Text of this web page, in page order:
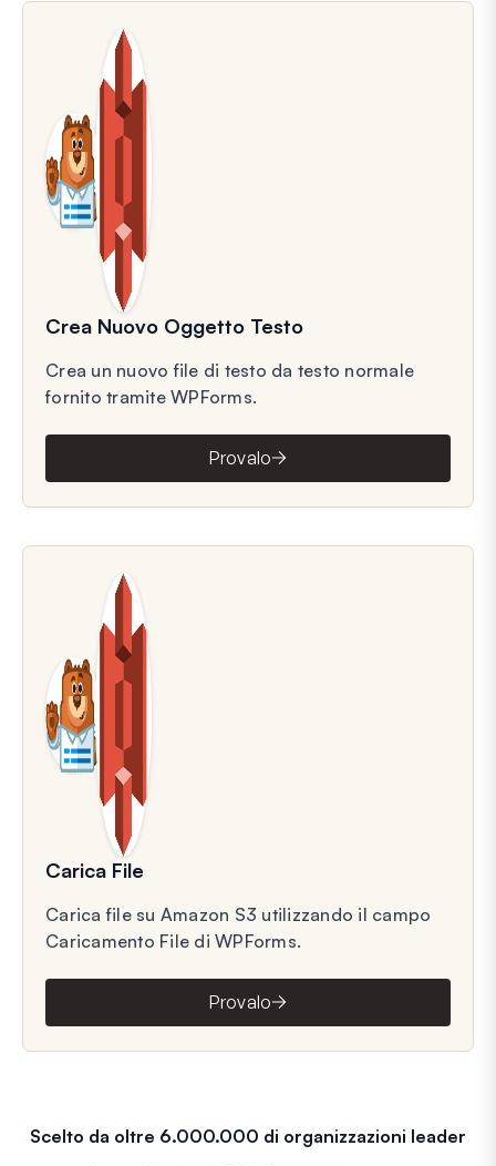
Crea Nuovo Oggetto Testo
Crea un nuovo file di testo da testo normale
fornito tramite WPForms.
Provalo
Carica File
Carica file su Amazon S3 utilizzando il campo
Caricamento File di WPForms.
Provalo
Scelto da oltre 6.000.000 di organizzazioni leader